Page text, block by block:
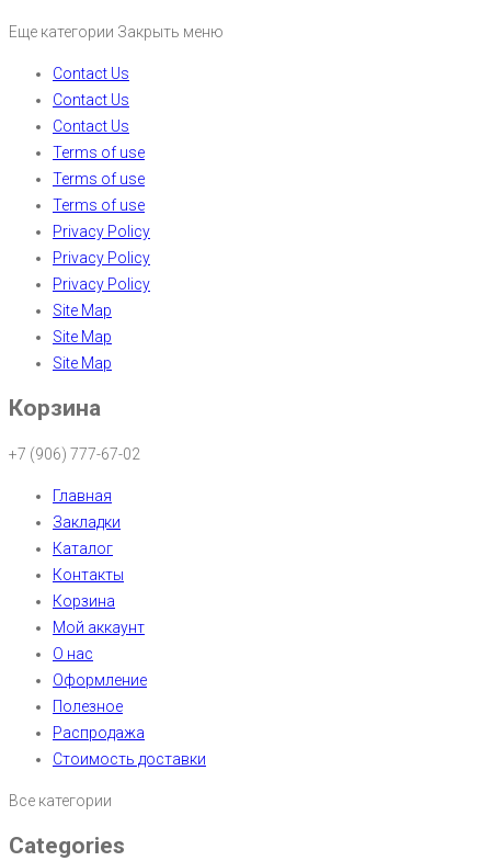
Еще категории Закрыть меню
Contact Us
Contact Us
Contact Us
Terms of use
Terms of use
Terms of use
Privacy Policy
Privacy Policy
Privacy Policy
Site Map
Site Map
Site Map
Корзина
+7 (906) 777-67-02
Главная
Закладки
Каталог
Контакты
Корзина
Мой аккаунт
О нас
Оформление
Полезное
Распродажа
Стоимость доставки
Все категории
Categories